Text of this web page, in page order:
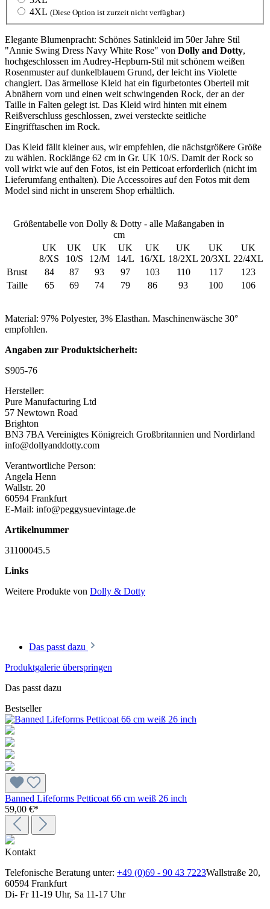
4XL (Diese Option ist zurzeit nicht verfügbar.)
Elegante Blumenpracht: Schönes Satinkleid im 50er Jahre Stil
"Annie Swing Dress Navy White Rose" von Dolly and Dotty,
hochgeschlossen im Audrey-Hepburn-Stil mit schönem weißen
Rosenmuster auf dunkelblauem Grund, der leicht ins Violette
changiert. Das ärmellose Kleid hat ein figurbetontes Oberteil mit
Abnähern vorn und einen weit schwingenden Rock, der an der
Taille in Falten gelegt ist. Das Kleid wird hinten mit einem
Reißverschluss geschlossen, zwei versteckte seitliche
Eingrifftaschen im Rock.
Das Kleid fällt kleiner aus, wir empfehlen, die nächstgrößere Größe
zu wählen. Rocklänge 62 cm in Gr. UK 10/S. Damit der Rock so
voll wirkt wie auf den Fotos, ist ein Petticoat erforderlich (nicht im
Lieferumfang enthalten). Die Accessoires auf den Fotos mit dem
Model sind nicht in unserem Shop erhältlich.
Größentabelle von Dolly & Dotty - alle Maßangaben in
cm
UK
8/XS
UK
10/S
UK
12/M
UK
14/L
UK
16/XL
UK
18/2XL
UK
20/3XL
UK
22/4XL
Brust
84 87 93 97 103 110 117
123
Taille
65 69 74 79 86 93 100 106
Material: 97% Polyester, 3% Elasthan. Maschinenwäsche 30°
empfohlen.
Angaben zur Produktsicherheit:
S905-76
Hersteller:
Pure Manufacturing Ltd
57 Newtown Road
Brighton
BN3 7BA Vereinigtes Königreich Großbritannien und Nordirland
info@dollyanddotty.com
Verantwortliche Person:
Angela Henn
Wallstr. 20
60594 Frankfurt
E-Mail: info@peggysuevintage.de
Artikelnummer
31100045.5
Links
Weitere Produkte von Dolly & Dotty
Das passt dazu
Produktgalerie überspringen
Das passt dazu
Bestseller
Banned Lifeforms Petticoat 66 cm weiß 26 inch
59,00 €*
Kontakt
Telefonische Beratung unter: +49 (0)69 - 90 43 7223Wallstraße 20,
60594 Frankfurt
Di- Fr 11-19 Uhr, Sa 11-17 Uhr